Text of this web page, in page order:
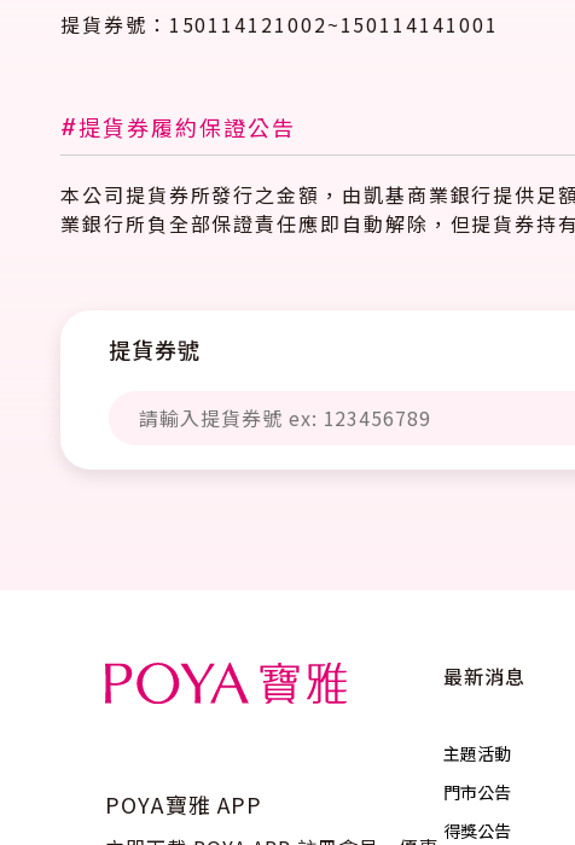
提貨券號：150114121002~150114141001
#提貨券履約保證公告
本公司提貨券所發行之金額，由凱基商業銀行提供足
業銀行所負全部保證責任應即自動解除，但提貨券持
提貨券號
POYA寶雅 APP
最新消息
主題活動
門市公告
得獎公告